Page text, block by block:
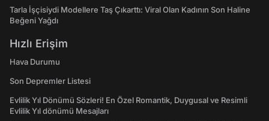
Tarla İşçisiydi Modellere Taş Çıkarttı: Viral Olan Kadının Son Haline
Beğeni Yağdı
Hızlı Erişim
Hava Durumu
Son Depremler Listesi
Evlilik Yıl Dönümü Sözleri! En Özel Romantik, Duygusal ve Resimli
Evlilik Yıl dönümü Mesajları